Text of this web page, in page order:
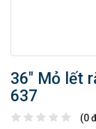
36″ Mỏ lết
637
(0